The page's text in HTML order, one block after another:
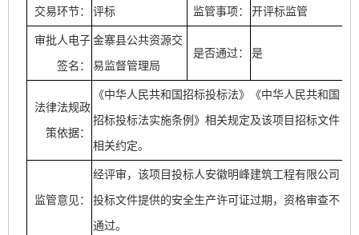
交易环节： 评标 监管事项： 开评标监管
审批人电子
签名：
金寨县公共资源交
易监督管理局
是否通过： 是
法律法规政
策依据：
《中华人民共和国招标投标法》《中华人民共和国
招标投标法实施条例》相关规定及该项目招标文件
相关约定。
监管意见：
经评审，该项目投标人安徽明峰建筑工程有限公司
投标文件提供的安全生产许可证过期，资格审查不
通过。